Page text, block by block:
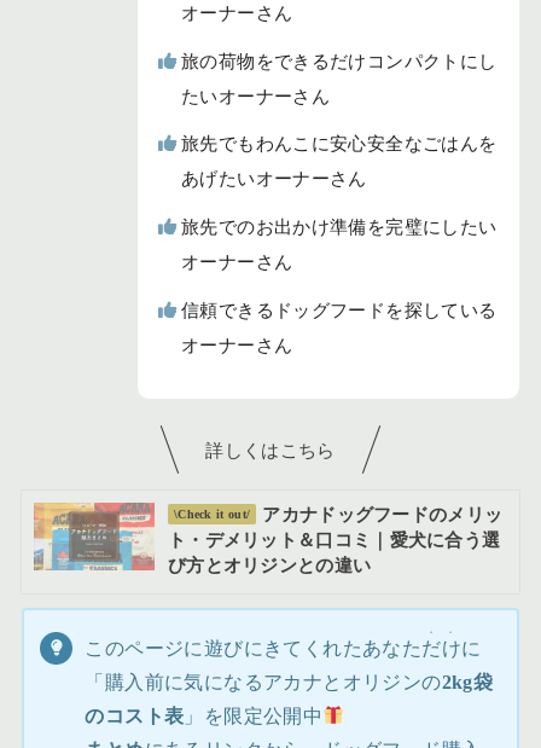
オーナーさん
旅の荷物をできるだけコンパクトにし
たいオーナーさん
旅先でもわんこに安心安全なごはんを
あげたいオーナーさん
旅先でのお出かけ準備を完璧にしたい
オーナーさん
信頼できるドッグフードを探している
オーナーさん
詳しくはこちら
\Check it out/
アカナドッグフードのメリッ
ト・デメリット＆口コミ｜愛犬に合う選
び方とオリジンとの違い
このページに遊びにきてくれたあなただけ
・・
に
「購入前に気になるアカナとオリジンの2kg袋
のコスト表 」を限定公開中